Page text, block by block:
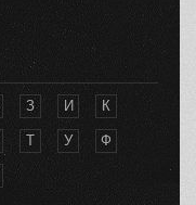
З И К
Т У Ф